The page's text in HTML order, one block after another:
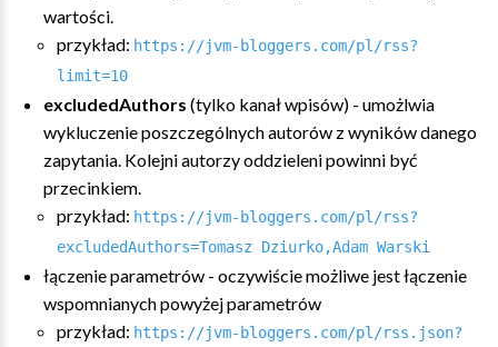
wartości.
przykład: https://jvm-bloggers.com/pl/rss?
limit=10
excludedAuthors (tylko kanał wpisów) - umożlwia
wykluczenie poszczególnych autorów z wyników danego
zapytania. Kolejni autorzy oddzieleni powinni być
przecinkiem.
przykład: https://jvm-bloggers.com/pl/rss?
excludedAuthors=Tomasz Dziurko,Adam Warski
łączenie parametrów - oczywiście możliwe jest łączenie
wspomnianych powyżej parametrów
przykład: https://jvm-bloggers.com/pl/rss.json?